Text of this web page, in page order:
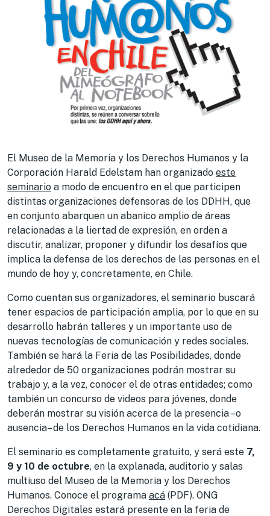
El Museo de la Memoria y los Derechos Humanos y la
Corporación Harald Edelstam han organizado este
seminario a modo de encuentro en el que participen
distintas organizaciones defensoras de los DDHH, que
en conjunto abarquen un abanico amplio de áreas
relacionadas a la liertad de expresión, en orden a
discutir, analizar, proponer y difundir los desafíos que
implica la defensa de los derechos de las personas en el
mundo de hoy y, concretamente, en Chile.
Como cuentan sus organizadores, el seminario buscará
tener espacios de participación amplia, por lo que en su
desarrollo habrán talleres y un importante uso de
nuevas tecnologías de comunicación y redes sociales.
También se hará la Feria de las Posibilidades, donde
alrededor de 50 organizaciones podrán mostrar su
trabajo y, a la vez, conocer el de otras entidades; como
también un concurso de videos para jóvenes, donde
deberán mostrar su visión acerca de la presencia –o
ausencia– de los Derechos Humanos en la vida cotidiana.
El seminario es completamente gratuito, y será este 7,
9 y 10 de octubre, en la explanada, auditorio y salas
multiuso del Museo de la Memoria y los Derechos
Humanos. Conoce el programa acá (PDF). ONG
Derechos Digitales estará presente en la feria de